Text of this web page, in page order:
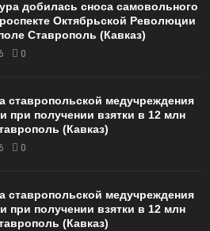
добилась сноса самовольного
Октябрьской Революции
Ставрополь (Кавказ)
0
ставропольской медучреждения
при получении взятки в 12 млн
(Кавказ)
0
ставропольской медучреждения
при получении взятки в 12 млн
(Кавказ)